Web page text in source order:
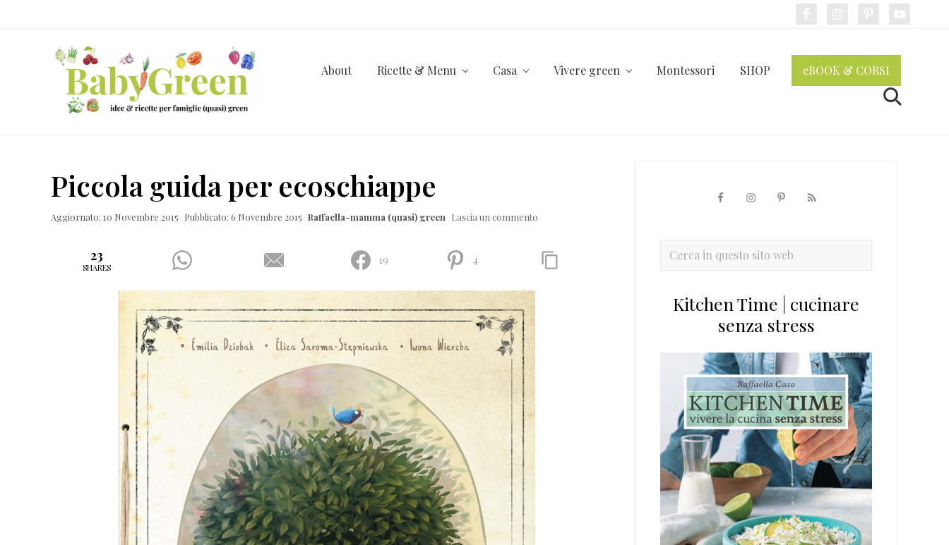
ricette
per
About Ricette & Menu Casa Vivere green Montessori SHOP eBOOK & CORSI
Cerca
Piccola guida per ecoschiappe
Aggiornato: 10 Novembre 2015 Pubblicato: 6 Novembre 2015 Raffaella-mamma (quasi) green Lascia un commento
23
SHARES
19 4
primaria
Cerca
sitoKitchen Time | cucinare
senza stress